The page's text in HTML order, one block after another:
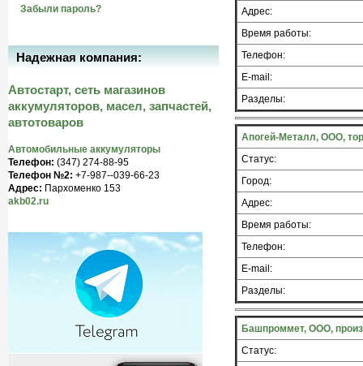
Адрес:
Время работы:
Телефон:
E-mail:
Разделы:
Апогей-Металл, ООО,
Статус:
Город:
Адрес:
Время работы:
Телефон:
E-mail:
Разделы:
Башпроммет, ООО,
Статус:
Забыли пароль?
Надежная компания:
Автостарт, сеть магазинов
аккумуляторов, масел, запчастей,
автотоваров
Автомобильные аккумуляторы
Телефон: (347) 274-88-95
Телефон №2: +7-987--039-66-23
Адрес: Пархоменко 153
akb02.ru